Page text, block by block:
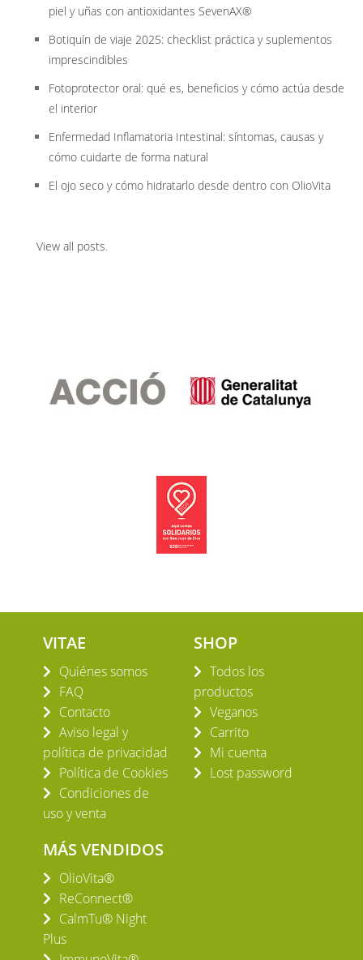
piel y uñas con antioxidantes SevenAX®
Botiquín de viaje 2025: checklist práctica y suplementos
imprescindibles
Fotoprotector oral: qué es, beneficios y cómo actúa desde
el interior
Enfermedad Inflamatoria Intestinal: síntomas, causas y
cómo cuidarte de forma natural
El ojo seco y cómo hidratarlo desde dentro con OlioVita
View all posts.
VITAE
Quiénes somos
FAQ
Contacto
Aviso legal y
política de privacidad
Política de Cookies
Condiciones de
uso y venta
SHOP
Todos los
productos
Veganos
Carrito
Mi cuenta
Lost password
MÁS VENDIDOS
OlioVita®
ReConnect®
CalmTu® Night
Plus